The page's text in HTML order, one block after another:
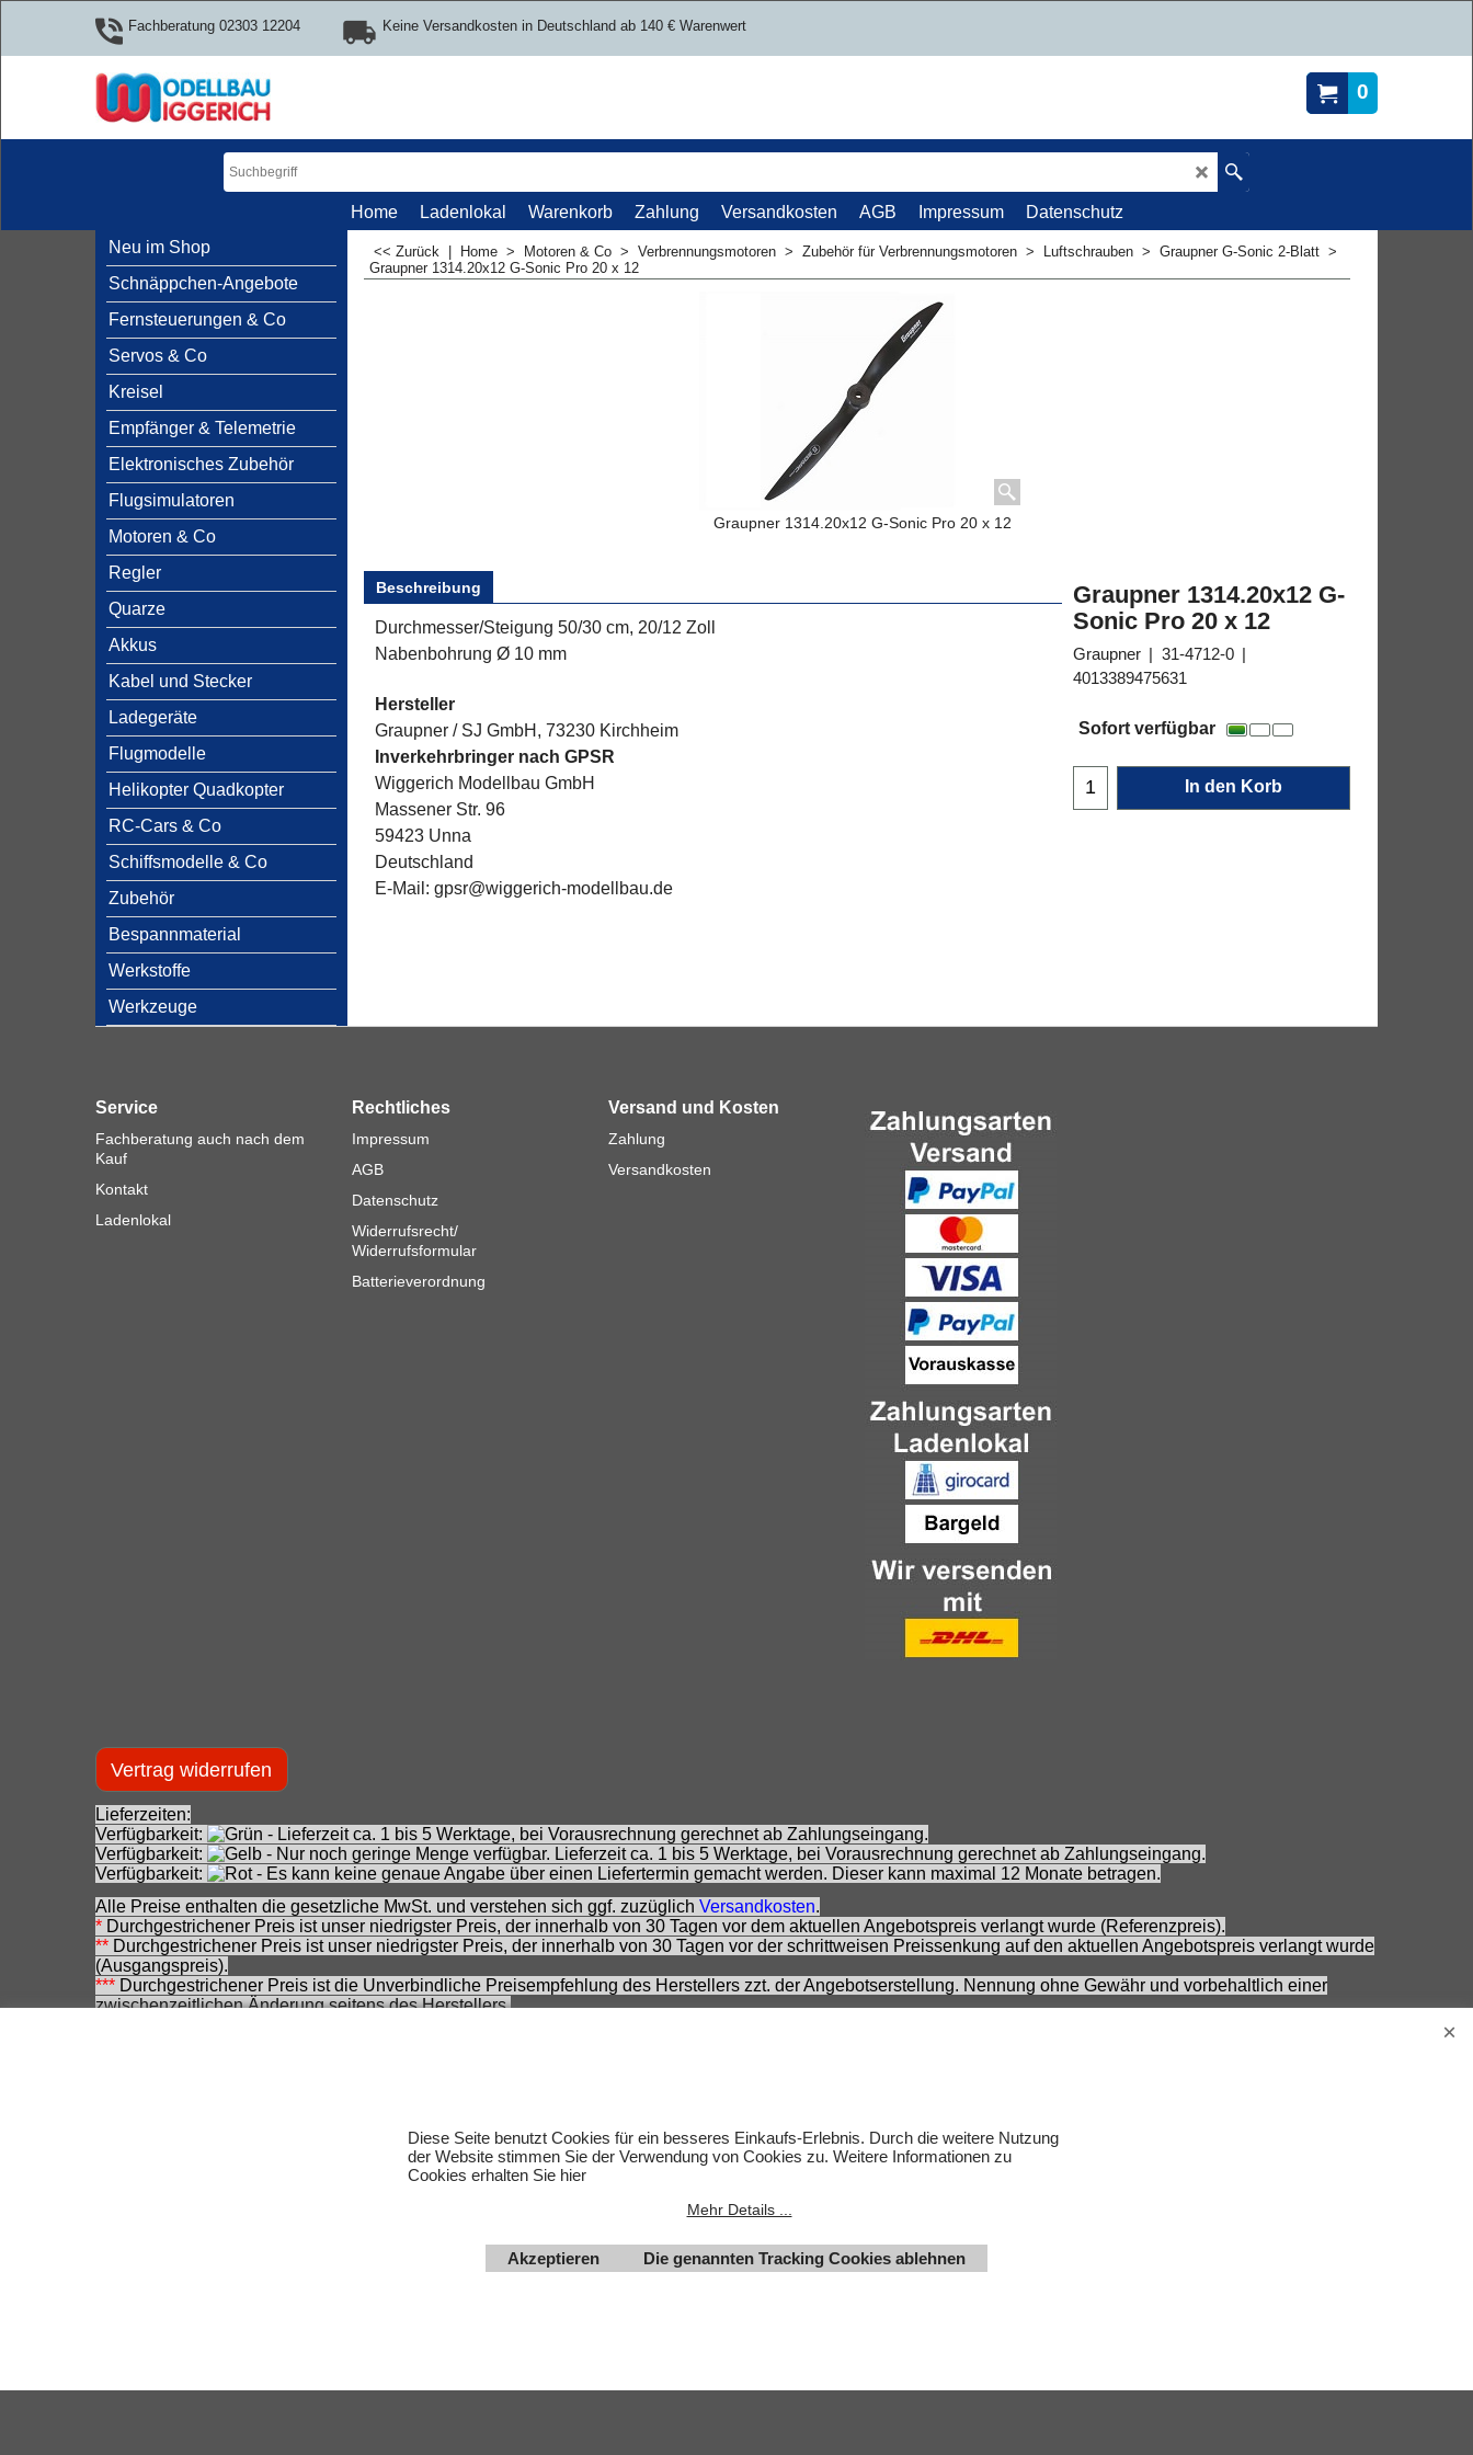
Fachberatung 02303 12204 Keine Versandkosten in Deutschland ab 140 € Warenwert
0
Home Ladenlokal Warenkorb Zahlung Versandkosten AGB Impressum
Datenschutz
Neu im Shop
Schnäppchen-Angebote
Fernsteuerungen & Co
Servos & Co
Kreisel
Empfänger & Telemetrie
Elektronisches Zubehör
Flugsimulatoren
Motoren & Co
Regler
Quarze
Akkus
Kabel und Stecker
Ladegeräte
Flugmodelle
Helikopter Quadkopter
RC-Cars & Co
Schiffsmodelle & Co
Zubehör
Bespannmaterial
Werkstoffe
Werkzeuge
<< Zurück Home > Motoren & Co > Verbrennungsmotoren > Zubehör für Verbrennungsmotoren > Luftschrauben > Graupner G-Sonic 2-Blatt >
Graupner 1314.20x12 G-Sonic Pro 20 x 12
Graupner 1314.20x12 G-Sonic Pro 20 x 12
Graupner 1314.20x12 G-
Sonic Pro 20 x 12
Graupner
31-4712-0
4013389475631
€25.95
Sofort verfügbar
Beschreibung
Durchmesser/Steigung 50/30 cm, 20/12 Zoll
Nabenbohrung Ø 10 mm
Hersteller
Graupner / SJ GmbH, 73230 Kirchheim
Inverkehrbringer nach GPSR
Wiggerich Modellbau GmbH
Massener Str. 96
59423 Unna
Deutschland
E-Mail: gpsr@wiggerich-modellbau.de
Service
Fachberatung auch nach dem
Kauf
Kontakt
Ladenlokal
Rechtliches
Impressum
AGB
Datenschutz
Widerrufsrecht/
Widerrufsformular
Batterieverordnung
Versand und Kosten
Zahlung
Versandkosten
Vertrag widerrufen
Lieferzeiten:
Verfügbarkeit:
- Lieferzeit ca. 1 bis 5 Werktage, bei Vorausrechnung gerechnet ab Zahlungseingang.
Verfügbarkeit:
- Nur noch geringe Menge verfügbar. Lieferzeit ca. 1 bis 5 Werktage, bei Vorausrechnung gerechnet ab Zahlungseingang.
Verfügbarkeit:
- Es kann keine genaue Angabe über einen Liefertermin gemacht werden. Dieser kann maximal 12 Monate betragen.
Alle Preise enthalten die gesetzliche MwSt. und verstehen sich ggf. zuzüglich Versandkosten.
* Durchgestrichener Preis ist unser niedrigster Preis, der innerhalb von 30 Tagen vor dem aktuellen Angebotspreis verlangt wurde (Referenzpreis).
** Durchgestrichener Preis ist unser niedrigster Preis, der innerhalb von 30 Tagen vor der schrittweisen Preissenkung auf den aktuellen Angebotspreis verlangt wurde
(Ausgangspreis).
*** Durchgestrichener Preis ist die Unverbindliche Preisempfehlung des Herstellers zzt. der Angebotserstellung. Nennung ohne Gewähr und vorbehaltlich einer
zwischenzeitlichen Änderung seitens des Herstellers.
Diese Seite benutzt Cookies für ein besseres Einkaufs-Erlebnis. Durch die weitere Nutzung
der Website stimmen Sie der Verwendung von Cookies zu. Weitere Informationen zu
Cookies erhalten Sie hier
Mehr Details ...
Akzeptieren Die genannten Tracking Cookies ablehnen